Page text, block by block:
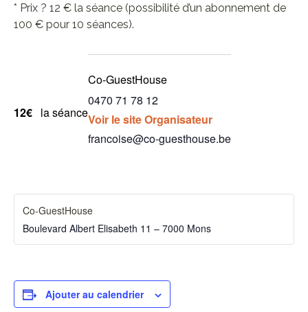
* Prix ? 12 € la séance (possibilité d’un abonnement de
100 € pour 10 séances).
12€ la séance
Co-GuestHouse
0470 71 78 12
Voir le site Organisateur
francoise@co-guesthouse.be
Co-GuestHouse
Boulevard Albert Elisabeth 11 – 7000 Mons
Ajouter au calendrier